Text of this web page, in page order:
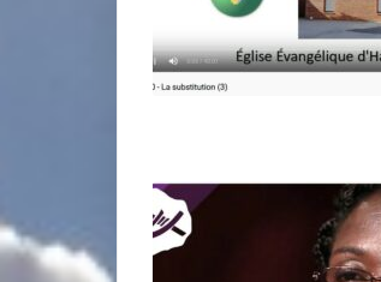
miniature